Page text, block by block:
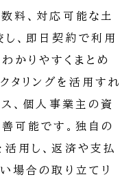
料、対応可能な土
、即日契約で利用
かりやすくまとめ
タリングを活用すれ
、個人事業主の資
可能です。独自の
用し、返済や支払
場合の取り立てリ